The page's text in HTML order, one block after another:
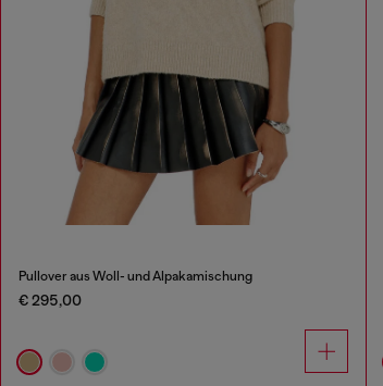
Pullover aus Woll- und Alpakamischung
€ 295,00